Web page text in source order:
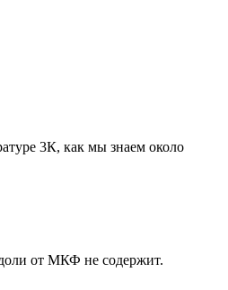
3К, как мы знаем около
от МКФ не содержит.